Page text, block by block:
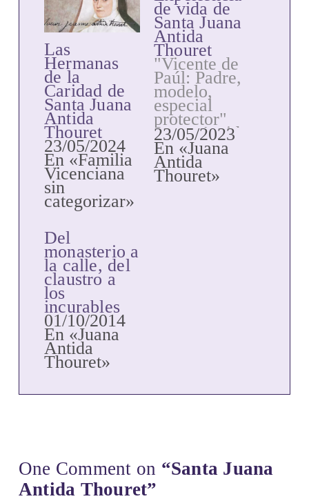
Las
Hermanas
de la
Caridad de
Santa Juana
Antida
Thouret
23/05/2024
En «Familia
Vicenciana
sin
categorizar»
de vida de
Santa Juana
Antida
Thouret
"Vicente de
Paúl: Padre,
modelo,
especial
protector"
Juana Antida
Thouret nace
en el
pequeño
pueblo de
"siente una
más austero
y…
23/05/2023
En «Juana
Antida
Thouret»
Del
monasterio a
la calle, del
claustro a
los
incurables
01/10/2014
En «Juana
Antida
Thouret»
One Comment on “Santa Juana
Antida Thouret”